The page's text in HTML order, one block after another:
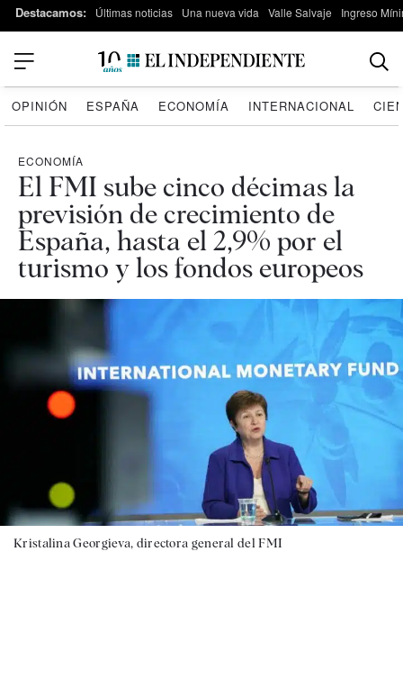
Destacamos: Últimas noticias Una nueva vida Valle Salvaje Ingreso
OPINIÓN ESPAÑA ECONOMÍA INTERNACIONAL
ECONOMÍA
El FMI sube cinco décimas la
previsión de crecimiento de
España, hasta el 2,9% por el
turismo y los fondos europeos
Kristalina Georgieva, directora general del FMI